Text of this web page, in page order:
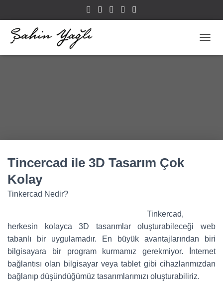
Tincercad ile 3D Tasarım Çok
Kolay
Tinkercad Nedir?
Tinkercad,
herkesin kolayca 3D tasarımlar oluşturabileceği web
tabanlı bir uygulamadır. En büyük avantajlarından biri
bilgisayara bir program kurmamız gerekmiyor. İnternet
bağlantısı olan bilgisayar veya tablet gibi cihazlarımızdan
bağlanıp düşündüğümüz tasarımlarımızı oluşturabiliriz.